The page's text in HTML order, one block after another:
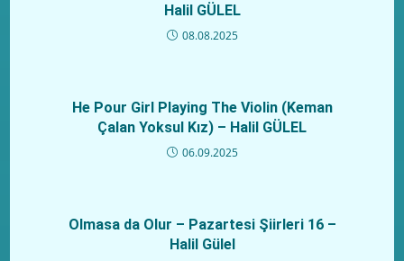
Halil GÜLEL
08.08.2025
He Pour Girl Playing The Violin (Keman
Çalan Yoksul Kız) – Halil GÜLEL
06.09.2025
Olmasa da Olur – Pazartesi Şiirleri 16 –
Halil Gülel